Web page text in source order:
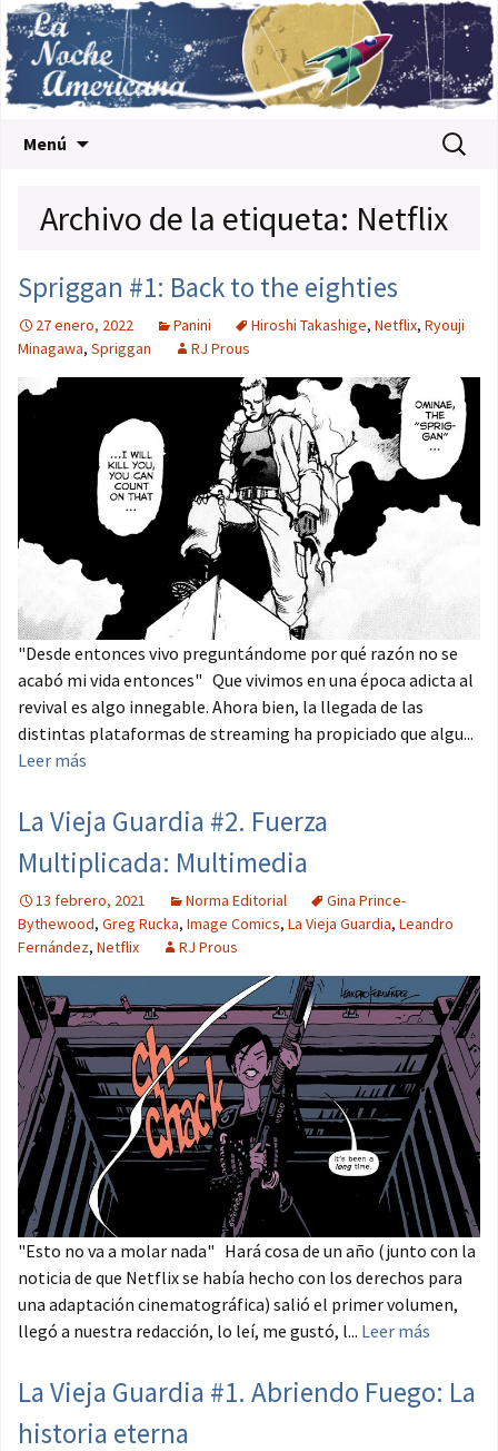
Menú Buscar:
Archivo de la etiqueta: Netflix
Spriggan #1: Back to the eighties
27 enero, 2022 Panini Hiroshi Takashige, Netflix, Ryouji
Minagawa, Spriggan RJ Prous
"Desde entonces vivo preguntándome por qué razón no se
acabó mi vida entonces" Que vivimos en una época adicta al
revival es algo innegable. Ahora bien, la llegada de las
distintas plataformas de streaming ha propiciado que algu...
Leer más
La Vieja Guardia #2. Fuerza
Multiplicada: Multimedia
13 febrero, 2021 Norma Editorial
Gina Prince-
Bythewood, Greg Rucka, Image Comics, La Vieja Guardia, Leandro
Fernández, Netflix RJ Prous
"Esto no va a molar nada" Hará cosa de un año (junto con la
noticia de que Netflix se había hecho con los derechos para
una adaptación cinematográfica) salió el primer volumen,
llegó a nuestra redacción, lo leí, me gustó, l... Leer más
La Vieja Guardia #1. Abriendo Fuego: La
historia eterna